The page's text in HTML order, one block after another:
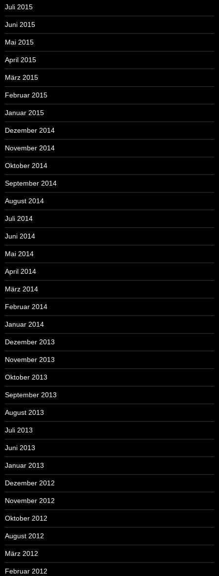
Juli 2015
Juni 2015
Mai 2015
April 2015
März 2015
Februar 2015
Januar 2015
Dezember 2014
November 2014
Oktober 2014
September 2014
August 2014
Juli 2014
Juni 2014
Mai 2014
April 2014
März 2014
Februar 2014
Januar 2014
Dezember 2013
November 2013
Oktober 2013
September 2013
August 2013
Juli 2013
Juni 2013
Januar 2013
Dezember 2012
November 2012
Oktober 2012
August 2012
März 2012
Februar 2012